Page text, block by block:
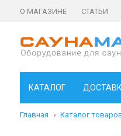
О МАГАЗИНЕ СТАТЬИ
КАТАЛОГ
Главная Каталог